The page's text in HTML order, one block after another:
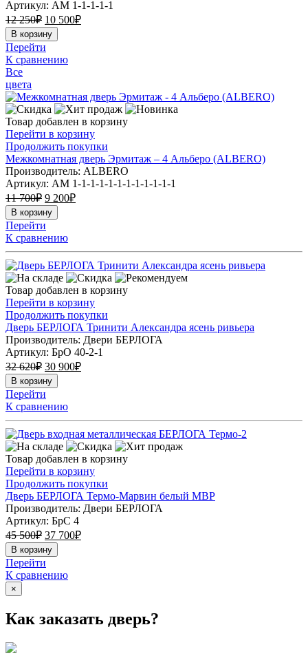
Артикул: АМ 1-1-1-1-1
12 250₽ 10 500₽
В корзину
Перейти
К сравнению
Все
цвета
Товар добавлен в корзину
Перейти в корзину
Продолжить покупки
Межкомнатная дверь Эрмитаж – 4 Альберо (ALBERO)
Производитель: ALBERO
Артикул: АМ 1-1-1-1-1-1-1-1-1-1-1-1
11 700₽ 9 200₽
В корзину
Перейти
К сравнению
Товар добавлен в корзину
Перейти в корзину
Продолжить покупки
Дверь БЕРЛОГА Тринити Александра ясень ривьера
Производитель: Двери БЕРЛОГА
Артикул: БрО 40-2-1
32 620₽ 30 900₽
В корзину
Перейти
К сравнению
Товар добавлен в корзину
Перейти в корзину
Продолжить покупки
Дверь БЕРЛОГА Термо-Марвин белый МВР
Производитель: Двери БЕРЛОГА
Артикул: БрС 4
45 500₽ 37 700₽
В корзину
Перейти
К сравнению
×
Как заказать дверь?